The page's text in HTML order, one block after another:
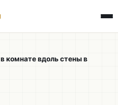
комнате вдоль стены в